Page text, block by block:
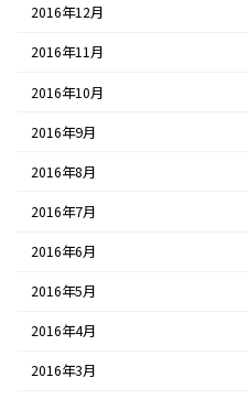
2016年12月
2016年11月
2016年10月
2016年9月
2016年8月
2016年7月
2016年6月
2016年5月
2016年4月
2016年3月